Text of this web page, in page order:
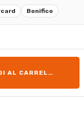
Bonifico
AL CARRELLO